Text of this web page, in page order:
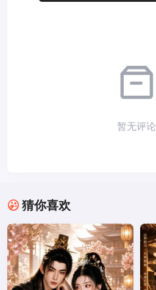
暂无评论
猜你喜欢